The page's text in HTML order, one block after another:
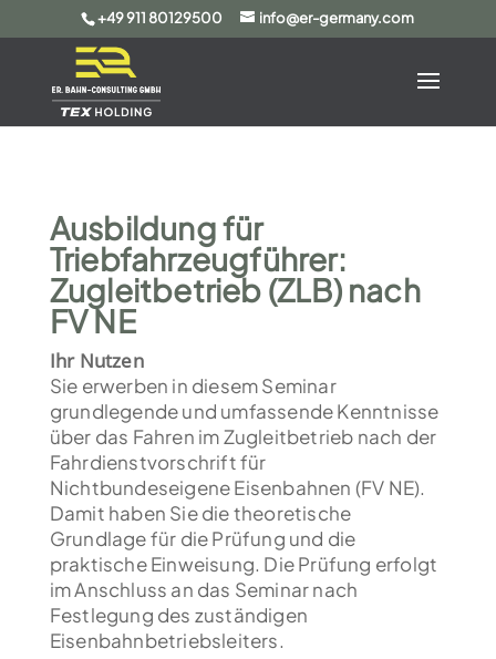
+49 911 80129500 info@er-germany.com
Ausbildung für
Triebfahrzeugführer:
Zugleitbetrieb (ZLB) nach
FV NE
Ihr Nutzen
Sie erwerben in diesem Seminar
grundlegende und umfassende Kenntnisse
über das Fahren im Zugleitbetrieb nach der
Fahrdienstvorschrift für
Nichtbundeseigene Eisenbahnen (FV NE).
Damit haben Sie die theoretische
Grundlage für die Prüfung und die
praktische Einweisung. Die Prüfung erfolgt
im Anschluss an das Seminar nach
Festlegung des zuständigen
Eisenbahnbetriebsleiters.